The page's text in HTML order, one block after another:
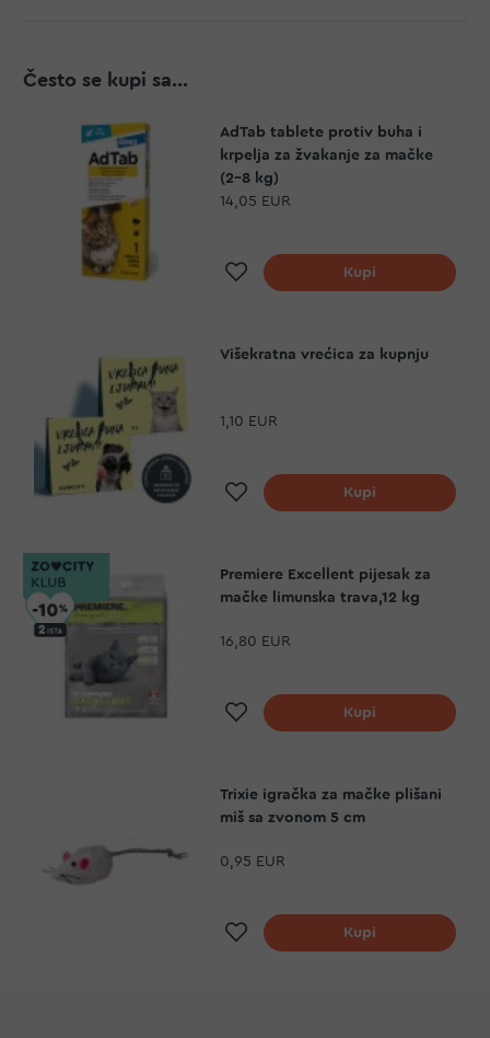
Često se kupi sa...
AdTab tablete protiv buha i
krpelja za žvakanje za mačke
(2-8 kg)
14,05 EUR
Dodaj na listu želja
Kupi
Višekratna vrećica za kupnju
1,10 EUR
Dodaj na listu želja
Kupi
Premiere Excellent pijesak za
mačke limunska trava,12 kg
16,80 EUR
Dodaj na listu želja
Kupi
Trixie igračka za mačke plišani
miš sa zvonom 5 cm
0,95 EUR
Dodaj na listu želja
Kupi